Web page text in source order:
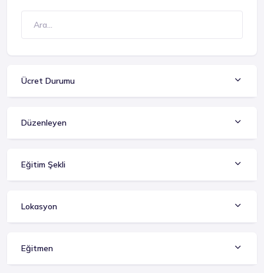
Ücret Durumu
Düzenleyen
Eğitim Şekli
Lokasyon
Eğitmen